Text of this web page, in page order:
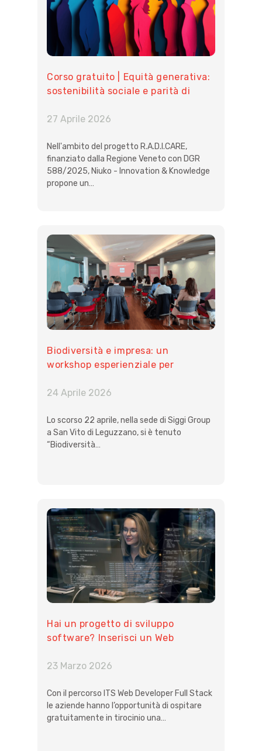
Corso gratuito | Equità generativa:
sostenibilità sociale e parità di
equo e sostenibile
27 Aprile 2026
Nell'ambito del progetto R.A.D.I.CARE,
finanziato dalla Regione Veneto con DGR
588/2025, Niuko - Innovation & Knowledge
propone un…
Biodiversità e impresa: un
workshop esperienziale per
aziendali
24 Aprile 2026
Lo scorso 22 aprile, nella sede di Siggi Group
a San Vito di Leguzzano, si è tenuto
“Biodiversità…
Hai un progetto di sviluppo
software? Inserisci un Web
gratuito
23 Marzo 2026
Con il percorso ITS Web Developer Full Stack
le aziende hanno l’opportunità di ospitare
gratuitamente in tirocinio una…